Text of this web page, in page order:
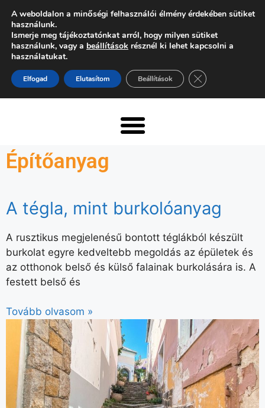
Építőanyag
A tégla, mint burkolóanyag
A rusztikus megjelenésű bontott téglákból készült
burkolat egyre kedveltebb megoldás az épületek és
az otthonok belső és külső falainak burkolására is. A
festett belső és
Tovább olvasom »
A weboldalon a minőségi felhasználói élmény érdekében sütiket
használunk.
Ismerje meg tájékoztatónkat arról, hogy milyen sütiket
használunk, vagy a beállítások résznél ki lehet kapcsolni a
használatukat.
Elfogad Elutasítom Beállítások Close GDPR